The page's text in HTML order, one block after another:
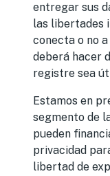
entregar sus
las libertades
conecta o no
deberá hacer
registre sea
Estamos en
segmento de
pueden
privacidad
libertad de